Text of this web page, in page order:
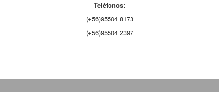
Teléfonos:
(+56)95504 8173
(+56)95504 2397